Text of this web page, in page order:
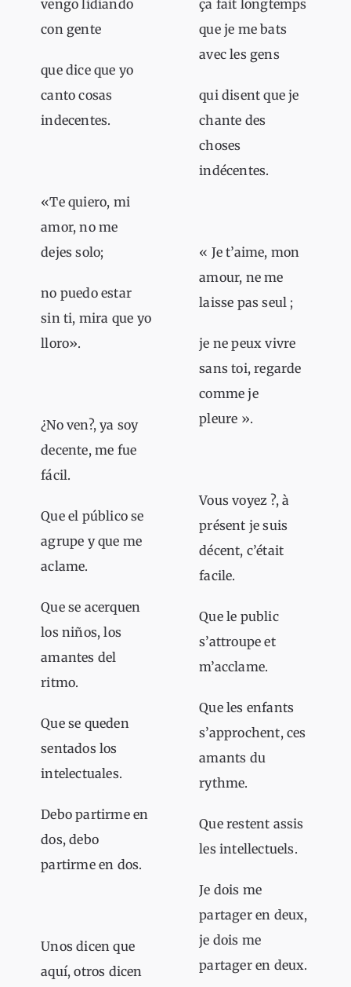
vengo lidiando
con gente
que dice que yo
canto cosas
indecentes.
«Te quiero, mi
amor, no me
dejes solo;
no puedo estar
sin ti, mira que yo
lloro».
¿No ven?, ya soy
decente, me fue
fácil.
Que el público se
agrupe y que me
aclame.
Que se acerquen
los niños, los
amantes del
ritmo.
Que se queden
sentados los
intelectuales.
Debo partirme en
dos, debo
partirme en dos.
Unos dicen que
aquí, otros dicen
ça fait longtemps
que je me bats
avec les gens
qui disent que je
chante des
choses
indécentes.
« Je t’aime, mon
amour, ne me
laisse pas seul ;
je ne peux vivre
sans toi, regarde
comme je
pleure ».
Vous voyez ?, à
présent je suis
décent, c’était
facile.
Que le public
s’attroupe et
m’acclame.
Que les enfants
s’approchent, ces
amants du
rythme.
Que restent assis
les intellectuels.
Je dois me
partager en deux,
je dois me
partager en deux.